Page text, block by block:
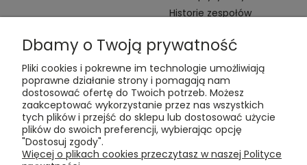
Historie zespołów
Kontakt:
t:+48 609 155 327
e:vinyltamka@gmail.com
ul. Chmielna 20, 00-020 Warszawa
Dbamy o Twoją prywatność
Pliki cookies i pokrewne im technologie umożliwiają
poprawne działanie strony i pomagają nam
dostosować ofertę do Twoich potrzeb. Możesz
zaakceptować wykorzystanie przez nas wszystkich
tych plików i przejść do sklepu lub dostosować użycie
plików do swoich preferencji, wybierając opcję
"Dostosuj zgody".
Więcej o plikach cookies przeczytasz w naszej Polityce